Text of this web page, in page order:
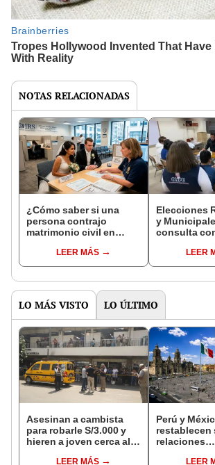
NOTAS RELACIONADAS
¿Cómo saber si una
persona contrajo
matrimonio civil en
LEER MÁS
Elecciones
y
consulta
de mesa
octubre en
LEER
LO MÁS VISTO LO ÚLTIMO
Asesinan a cambista
para robarle S/3.000 y
hieren a joven cerca al
LEER MÁS
Perú y
restablecen
relaciones
LEER